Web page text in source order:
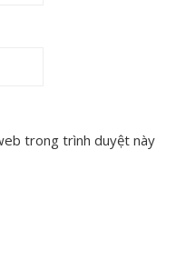
trong trình duyệt này